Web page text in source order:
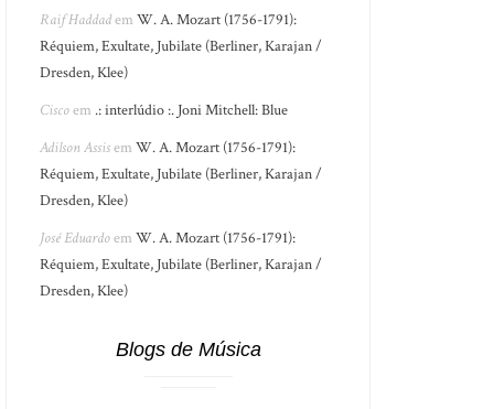
Raif HaddademW. A. Mozart (1756-1791):
Réquiem, Exultate, Jubilate (Berliner, Karajan /
Dresden, Klee)
Ciscoem .: interlúdio :. Joni Mitchell: Blue
Adilson AssisemW. A. Mozart (1756-1791):
Réquiem, Exultate, Jubilate (Berliner, Karajan /
Dresden, Klee)
José EduardoemW. A. Mozart (1756-1791):
Réquiem, Exultate, Jubilate (Berliner, Karajan /
Dresden, Klee)
Blogs de Música